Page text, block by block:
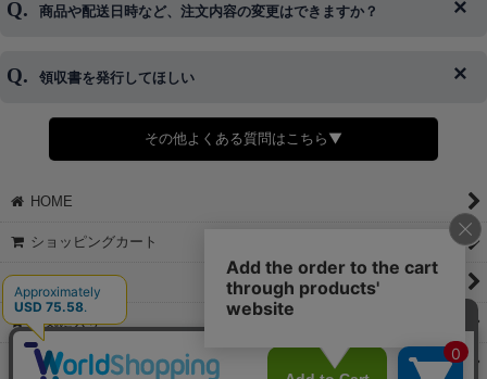
※発送後、発送準備が完了しお手続きが間に合わない場合は変更、
◆代金引換・クレジットカード・携帯キャリア決済・おねだり決
＞詳細は画像をタップ＜
商品や配送日時など、注文内容の変更はできますか？
◆商品発送前の変更は承っております。
さい。
領収書を発行してほしい
◆領収書はご希望頂いた場合のみ発行しております。
【これからご注文する場合】
STEP2「お届け先・お支払い」ページにて備考欄に下記の記載をお
願いします。
②宛名（空欄は上様は不可）
③但し書き（空欄やお品代は不可）
【すでにご注文が完了している場合】
①お電話・メール・LINEにて領収書希望の連絡をお願い致します
その他よくある質問はこちら▼
HOME
ショッピングカート
お気に入り
特定商取引法表示